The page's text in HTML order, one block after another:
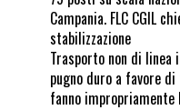
Campania. FLC CGIL
stabilizzazione
Trasporto non di linea
pugno duro a favore
fanno